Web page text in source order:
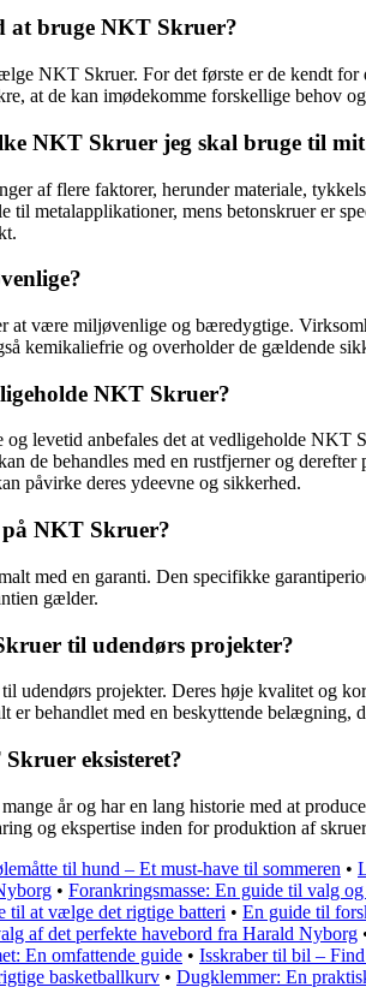
at bruge NKT Skruer?
NKT Skruer. For det første er de kendt for
at de kan imødekomme forskellige behov
NKT Skruer jeg skal bruge til
af flere faktorer, herunder materiale,
til metalapplikationer, mens betonskruer er
at være miljøvenlige og bæredygtige.
kemikaliefrie og overholder de gældende
NKT Skruer?
og levetid anbefales det at vedligeholde
de behandles med en rustfjerner og
påvirke deres ydeevne og sikkerhed.
NKT Skruer?
med en garanti. Den specifikke
gælder.
til udendørs projekter?
udendørs projekter. Deres høje kvalitet og
er behandlet med en beskyttende
eksisteret?
år og har en lang historie med at
og ekspertise inden for produktion af
til hund – Et must-have til sommeren •
• Forankringsmasse: En guide til valg
til at vælge det rigtige batteri • En guide til
af det perfekte havebord fra Harald Nyborg
En omfattende guide • Isskraber til bil –
basketballkurv • Dugklemmer: En